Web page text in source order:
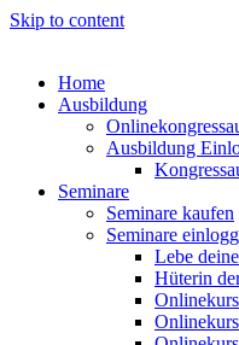
Skip to content
Home
Ausbildung
Ausbildung
Seminare
Seminare kaufen
Seminare
Lebe
Hüterin